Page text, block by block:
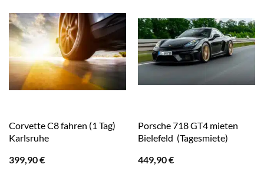
Corvette C8 fahren (1 Tag)
Karlsruhe
399,90€
Porsche 718 GT4 mieten
Bielefeld (Tagesmiete)
449,90€